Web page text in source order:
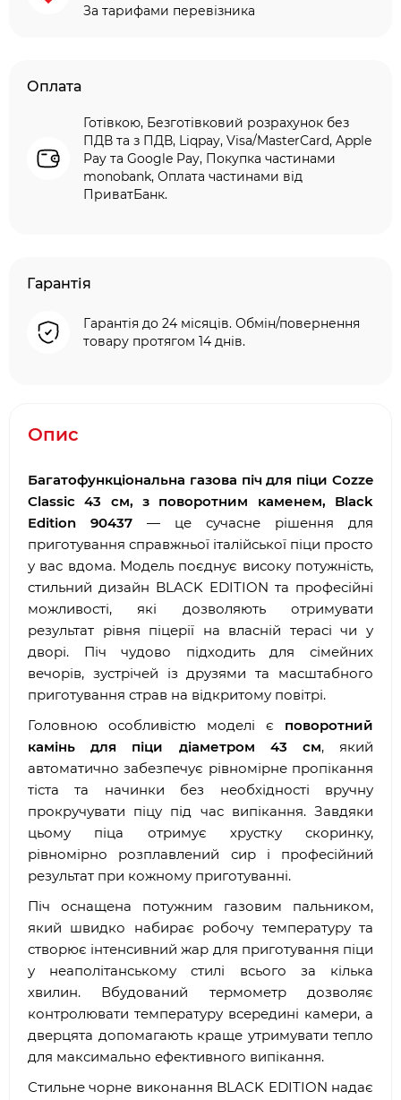
За тарифами перевізника
Оплата
Готівкою, Безготівковий розрахунок без
ПДВ та з ПДВ, Liqpay, Visa/MasterCard, Apple
Pay та Google Pay, Покупка частинами
monobank, Оплата частинами від
ПриватБанк.
Гарантія
Гарантія до 24 місяців. Обмін/повернення
товару протягом 14 днів.
Опис
Багатофункціональна газова піч для піци Cozze
Classic 43 см, з поворотним каменем, Black
Edition 90437 — це сучасне рішення для
приготування справжньої італійської піци просто
у вас вдома. Модель поєднує високу потужність,
стильний дизайн BLACK EDITION та професійні
можливості, які дозволяють отримувати
результат рівня піцерії на власній терасі чи у
дворі. Піч чудово підходить для сімейних
вечорів, зустрічей із друзями та масштабного
приготування страв на відкритому повітрі.
Головною особливістю моделі є поворотний
камінь для піци діаметром 43 см, який
автоматично забезпечує рівномірне пропікання
тіста та начинки без необхідності вручну
прокручувати піцу під час випікання. Завдяки
цьому піца отримує хрустку скоринку,
рівномірно розплавлений сир і професійний
результат при кожному приготуванні.
Піч оснащена потужним газовим пальником,
який швидко набирає робочу температуру та
створює інтенсивний жар для приготування піци
у неаполітанському стилі всього за кілька
хвилин. Вбудований термометр дозволяє
контролювати температуру всередині камери, а
дверцята допомагають краще утримувати тепло
для максимально ефективного випікання.
Стильне чорне виконання BLACK EDITION надає